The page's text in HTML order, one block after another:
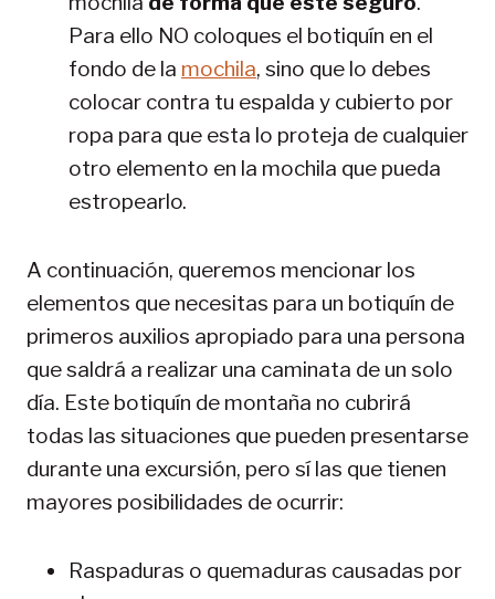
Para ello NO coloques el botiquín en el
fondo de la mochila, sino que lo debes
colocar contra tu espalda y cubierto por
ropa para que esta lo proteja de cualquier
otro elemento en la mochila que pueda
estropearlo.
A continuación, queremos mencionar los
elementos que necesitas para un botiquín de
primeros auxilios apropiado para una persona
que saldrá a realizar una caminata de un solo
día. Este botiquín de montaña no cubrirá
todas las situaciones que pueden presentarse
durante una excursión, pero sí las que tienen
mayores posibilidades de ocurrir:
Raspaduras o quemaduras causadas por